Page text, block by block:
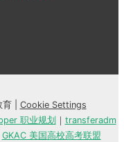
| Cookie Settings
职业规划 ｜ transferadm
GKAC 美国高校高考联盟